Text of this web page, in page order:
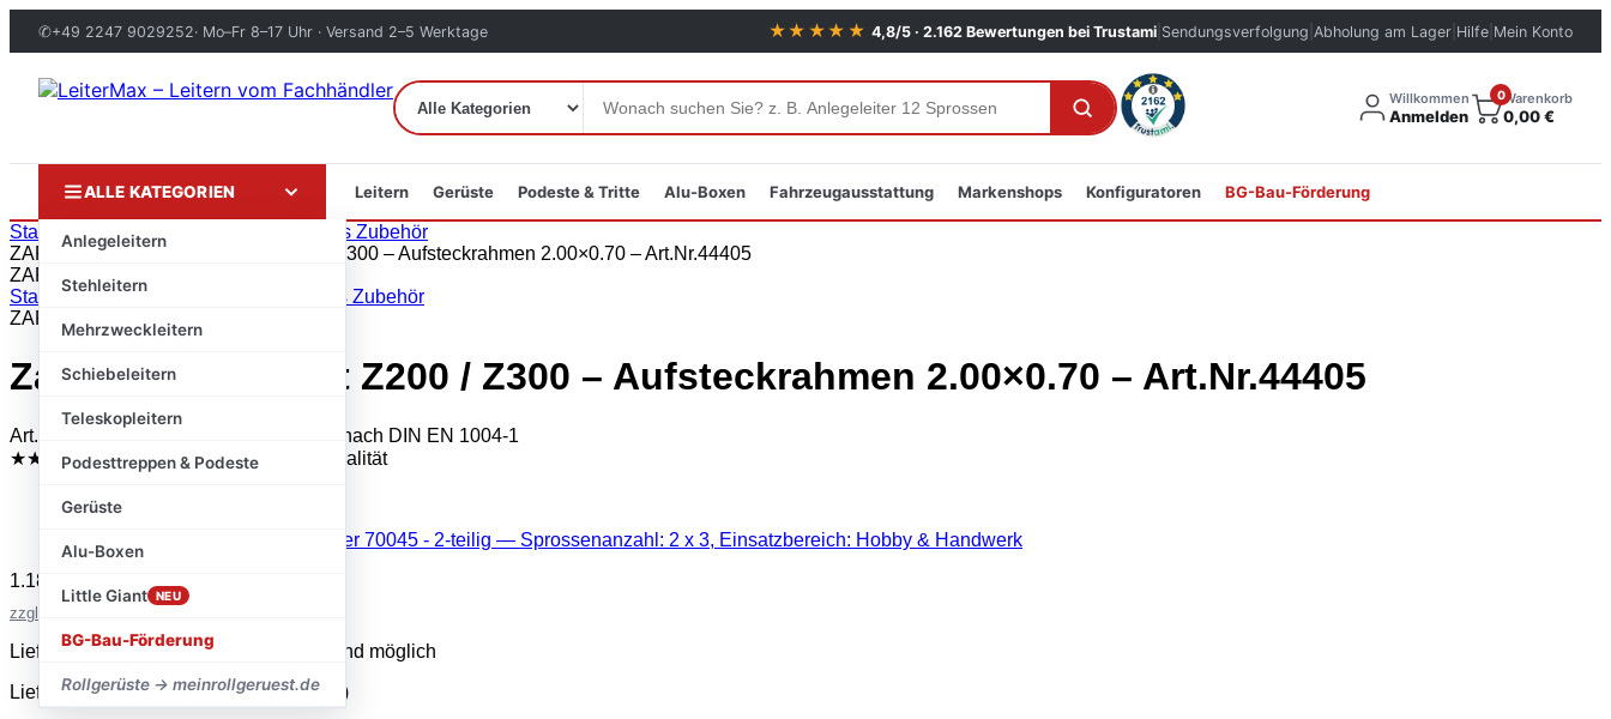
✆+49 2247 9029252· Mo–Fr 8–17 Uhr · Versand 2–5 Werktage ★★★★★ 4,8/5 · 2.162 Bewertungen bei Trustami Sendungsverfolgung Abholung am Lager Hilfe Mein Konto
Willkommen
Anmelden
0Warenkorb
0,00€
ALLE KATEGORIEN
Anlegeleitern
Stehleitern
Mehrzweckleitern
Schiebeleitern
Teleskopleitern
Podesttreppen & Podeste
Gerüste
Alu-Boxen
Little Giant NEU
BG-Bau-Förderung
Rollgerüste → meinrollgeruest.de
Leitern Gerüste Podeste & Tritte Alu-Boxen Fahrzeugausstattung Markenshops Konfiguratoren BG-Bau-Förderung
Zum
Inhalt
springen
Start Markenshops
Zarges Zubehör
ZARGES
ZARGES · Original
Start
Markenshops
Zarges Zubehör
ZARGES
Zarges Fahrgerüst Z200 / Z300 – Aufsteckrahmen 2.00×0.70 – Art.Nr.44405
Art.-Nr.: 44405 · Original-Markenware · nach DIN EN 1004-1
★★★★★Trustami 4,8 / 5✓ Geprüfte Qualität
1.182,60
zzgl. Versandkosten
Lieferzeit 2–5 Werktage · Expressversand möglich
Lieferzeit:sofort lieferbar (2-5 Werktage)